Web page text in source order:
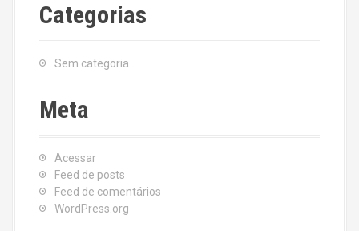
Categorias
Sem categoria
Meta
Acessar
Feed de posts
Feed de comentários
WordPress.org